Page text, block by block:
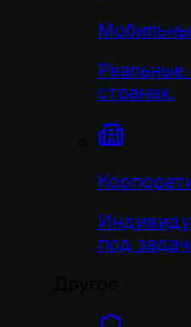
Реальные
странах.
под